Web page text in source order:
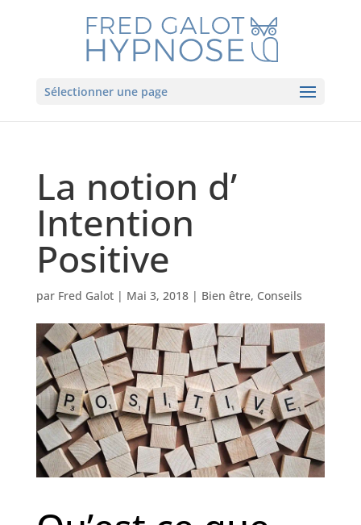
Sélectionner une page
La notion d’
Intention
Positive
par Fred Galot| Mai 3, 2018| Bien être, Conseils